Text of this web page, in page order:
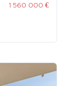
1 560 000 €